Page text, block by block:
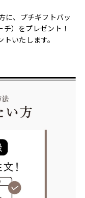
に、プチギフトバッ
）をプレゼント！
いたします。